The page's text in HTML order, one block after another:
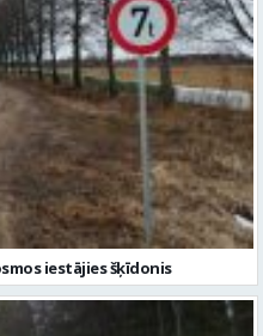
iestājies šķīdonis